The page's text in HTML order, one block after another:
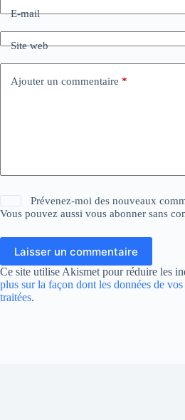
E-mail
Site web
Ajouter un commentaire *
Prévenez-moi des nouveaux
Vous pouvez aussi vous abonner sans
Laisser un commentaire
Ce site utilise Akismet pour réduire les
plus sur la façon dont les données de
traitées.